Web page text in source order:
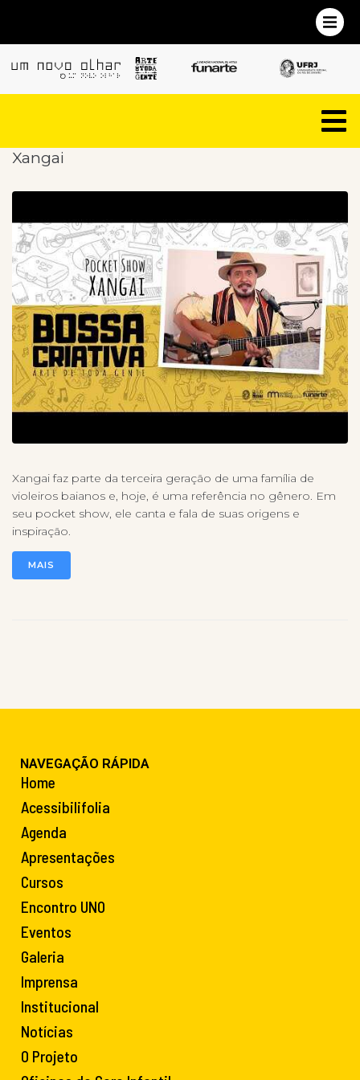
Xangai
Xangai faz parte da terceira geração de uma família de
violeiros baianos e, hoje, é uma referência no gênero. Em
seu pocket show, ele canta e fala de suas origens e
inspiração.
MAIS
NAVEGAÇÃO RÁPIDA
Home
Acessibilifolia
Agenda
Apresentações
Cursos
Encontro UNO
Eventos
Galeria
Imprensa
Institucional
Notícias
O Projeto